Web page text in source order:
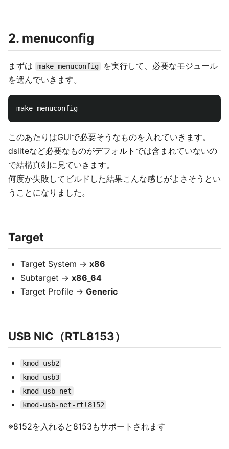
2. menuconfig
まずは make menuconfig
を実行して、必要なモジュール
を選んでいきます。
このあたりはGUIで必要そうなものを入れていきます。
dsliteなど必要なものがデフォルトでは含まれていないの
で結構真剣に見ていきます。
何度か失敗してビルドした結果こんな感じがよさそうとい
うことになりました。
Target
Target System → x86
Subtarget → x86_64
Target Profile → Generic
USB NIC（RTL8153）
kmod-usb2
kmod-usb3
kmod-usb-net
kmod-usb-net-rtl8152
※8152を入れると8153もサポートされます